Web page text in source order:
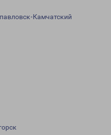
Камчатский